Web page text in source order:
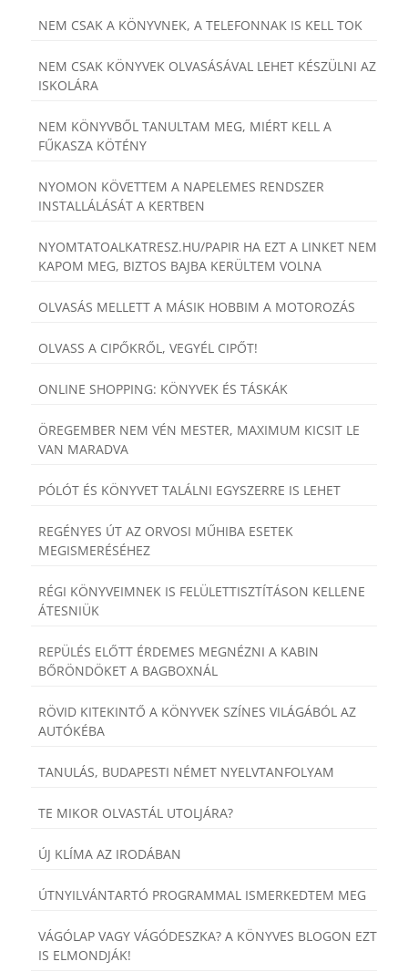
NEM CSAK A KÖNYVNEK, A TELEFONNAK IS KELL TOK
NEM CSAK KÖNYVEK OLVASÁSÁVAL LEHET KÉSZÜLNI AZ
ISKOLÁRA
NEM KÖNYVBŐL TANULTAM MEG, MIÉRT KELL A
FŰKASZA KÖTÉNY
NYOMON KÖVETTEM A NAPELEMES RENDSZER
INSTALLÁLÁSÁT A KERTBEN
NYOMTATOALKATRESZ.HU/PAPIR HA EZT A LINKET NEM
KAPOM MEG, BIZTOS BAJBA KERÜLTEM VOLNA
OLVASÁS MELLETT A MÁSIK HOBBIM A MOTOROZÁS
OLVASS A CIPŐKRŐL, VEGYÉL CIPŐT!
ONLINE SHOPPING: KÖNYVEK ÉS TÁSKÁK
ÖREGEMBER NEM VÉN MESTER, MAXIMUM KICSIT LE
VAN MARADVA
PÓLÓT ÉS KÖNYVET TALÁLNI EGYSZERRE IS LEHET
REGÉNYES ÚT AZ ORVOSI MŰHIBA ESETEK
MEGISMERÉSÉHEZ
RÉGI KÖNYVEIMNEK IS FELÜLETTISZTÍTÁSON KELLENE
ÁTESNIÜK
REPÜLÉS ELŐTT ÉRDEMES MEGNÉZNI A KABIN
BŐRÖNDÖKET A BAGBOXNÁL
RÖVID KITEKINTŐ A KÖNYVEK SZÍNES VILÁGÁBÓL AZ
AUTÓKÉBA
TANULÁS, BUDAPESTI NÉMET NYELVTANFOLYAM
TE MIKOR OLVASTÁL UTOLJÁRA?
ÚJ KLÍMA AZ IRODÁBAN
ÚTNYILVÁNTARTÓ PROGRAMMAL ISMERKEDTEM MEG
VÁGÓLAP VAGY VÁGÓDESZKA? A KÖNYVES BLOGON EZT
IS ELMONDJÁK!